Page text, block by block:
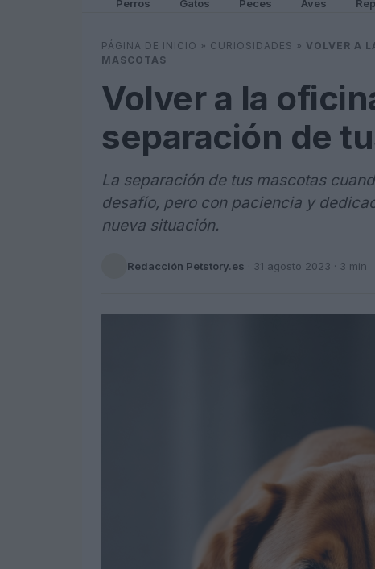
Perros Gatos Peces Aves
PÁGINA DE INICIO » CURIOSIDADES » VOLVER A
MASCOTAS
Volver a la
separación de
La separación de tus mascotas
desafío, pero con paciencia y
nueva situación.
Redacción Petstory.es · 31 agosto 2023 · 3 min